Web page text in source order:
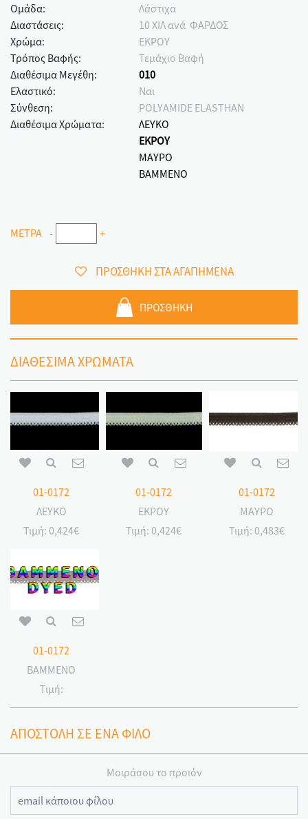
Ομάδα:
Λάστιχα
Διαστάσεις:
10 ΧΙΛ ανά ΦΑΡΔΟΣ
Χρώμα:
ΕΚΡΟΥ
Τρόπος Βαφής:
Τεμάχιο Βαφή
Διαθέσιμα Μεγέθη:
010
Ελαστικό:
Ναι
Σύνθεση:
POLYAMIDE ELASTHAN
Διαθέσιμα Χρώματα:
ΛΕΥΚΟ
ΕΚΡΟΥ
ΜΑΥΡΟ
ΒΑΜΜΕΝΟ
ΜΕΤΡΑ - +
ΠΡΟΣΘΗΚΗ ΣΤΑ ΑΓΑΠΗΜΕΝΑ
ΠΡΟΣΘΗΚΗ
ΔΙΑΘΕΣΙΜΑ ΧΡΩΜΑΤΑ
01-0172
ΛΕΥΚΟ
Τιμή: 0,424€
01-0172
ΕΚΡΟΥ
Τιμή: 0,424€
01-0172
ΜΑΥΡΟ
Τιμή: 0,483€
01-0172
ΒΑΜΜΕΝΟ
Τιμή:
ΑΠΟΣΤΟΛΗ ΣΕ ΕΝΑ ΦΙΛΟ
Μοιράσου το προιόν